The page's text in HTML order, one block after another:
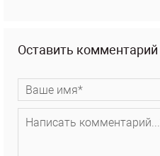
Оставить комментарий